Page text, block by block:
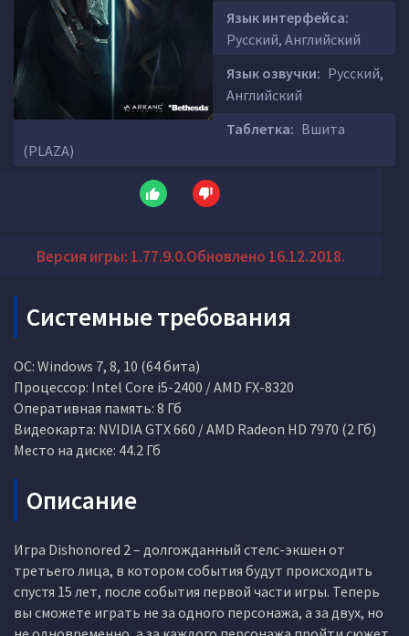
Язык интерфейса:
Русский, Английский
Язык озвучки: Русский,
Английский
Таблетка: Вшита
(PLAZA)
Версия игры: 1.77.9.0.Обновлено 16.12.2018.
Системные требования
ОС: Windows 7, 8, 10 (64 бита)
Процессор: Intel Core i5-2400 / AMD FX-8320
Оперативная память: 8 Гб
Видеокарта: NVIDIA GTX 660 / AMD Radeon HD 7970 (2 Гб)
Место на диске: 44.2 Гб
Описание
Игра Dishonored 2 – долгожданный стелс-экшен от
третьего лица, в котором события будут происходить
спустя 15 лет, после события первой части игры. Теперь
вы сможете играть не за одного персонажа, а за двух, но